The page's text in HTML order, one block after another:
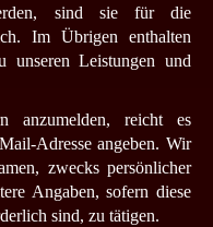
sind sie für die
Im Übrigen enthalten
unseren Leistungen und
anzumelden, reicht es
Adresse angeben. Wir
zwecks persönlicher
Angaben, sofern diese
sind, zu tätigen.